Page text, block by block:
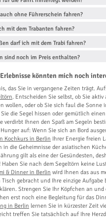
ohne Führerschein fahren?
mit dem Trabanten fahren?
darf ich mit dem Trabi fahren?
sind noch im Preis enthalten?
könnten mich noch
das Sie in vergangene Zeiten trägt.
. Entscheiden Sie selbst, ob Sie aktiv
wollen, oder ob Sie sich faul die Sonne
die Segel hissen oder gemütlich
verdirbt Ihnen den Spaß am Segeln
auf: Wenn Sie sich an Bord
Kochkurs in Berlin Ihrer Energie freien
in die Geheimnisse der asiatischen
gilt als eine der Gesündesten,
Sie nach dem Segeltörn keine
& Dinner in Berlin wird Ihnen das aus
gebracht und Ihre einzige Aufgabe
Strengen Sie Ihr Köpfchen an
erst noch eine Begleitung für das
in Berlin lernen Sie in kürzester Zeit
treffen Sie tatsächlich auf Ihre